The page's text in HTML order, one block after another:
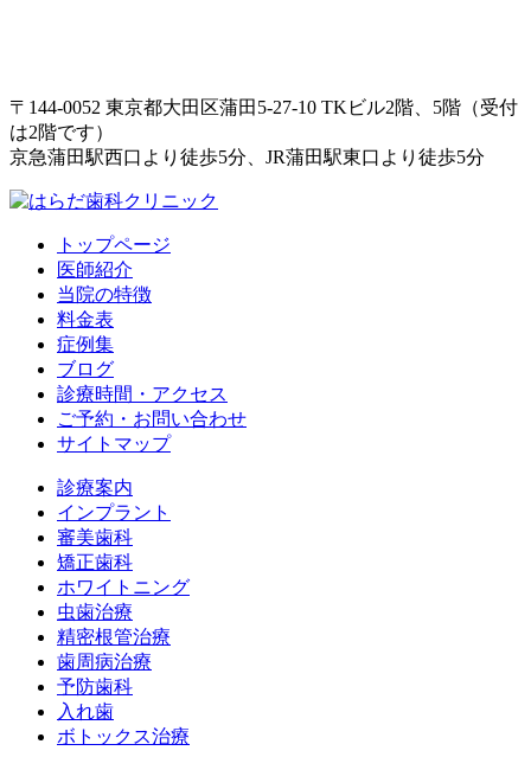
〒144-0052 東京都大田区蒲田5-27-10 TKビル2階、5階（受付
は2階です）
京急蒲田駅西口より徒歩5分、JR蒲田駅東口より徒歩5分
トップページ
医師紹介
当院の特徴
料金表
症例集
ブログ
診療時間・アクセス
ご予約・お問い合わせ
サイトマップ
診療案内
インプラント
審美歯科
矯正歯科
ホワイトニング
虫歯治療
精密根管治療
歯周病治療
予防歯科
入れ歯
ボトックス治療